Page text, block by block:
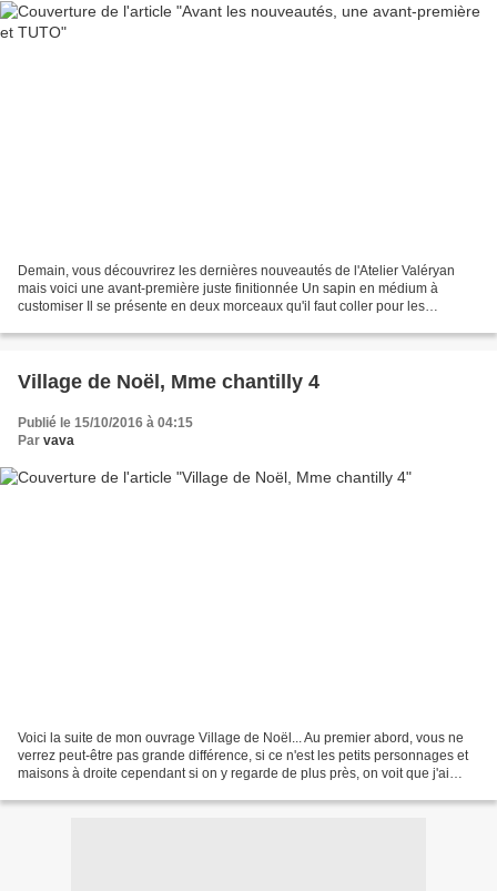
Demain, vous découvrirez les dernières nouveautés de l'Atelier Valéryan
mais voici une avant-première juste finitionnée Un sapin en médium à
customiser Il se présente en deux morceaux qu'il faut coller pour les
Village de Noël, Mme chantilly 4
Publié le 15/10/2016 à 04:15
Par vava
Voici la suite de mon ouvrage Village de Noël... Au premier abord, vous ne
verrez peut-être pas grande différence, si ce n'est les petits personnages et
maisons à droite cependant si on y regarde de plus près, on voit que j'ai